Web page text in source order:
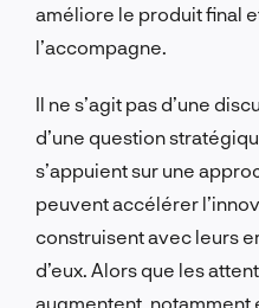
améliore le produit final
l’accompagne.
Il ne s’agit pas d’une
d’une question
s’appuient sur une
peuvent accélérer
construisent avec leurs
d’eux. Alors que les
augmentent, notamment